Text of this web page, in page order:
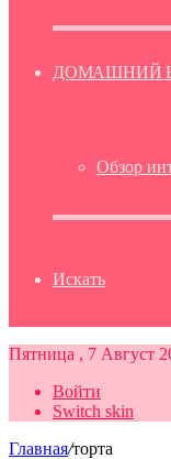
ДОМАШНИЙ
Обзор
Искать
Пятница , 7 Август
Войти
Switch skin
Главная/торта